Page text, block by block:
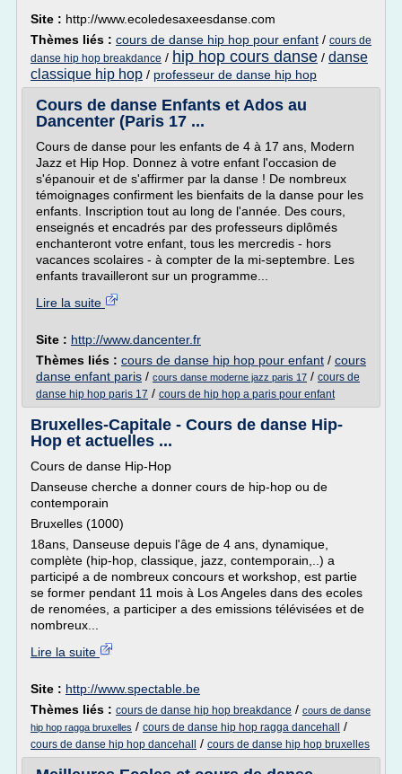
Site : http://www.ecoledesaxeesdanse.com
Thèmes liés : cours de danse hip hop pour enfant / cours de
danse hip hop breakdance / hip hop cours danse / danse
classique hip hop / professeur de danse hip hop
Cours de danse Enfants et Ados au
Dancenter (Paris 17 ...
Cours de danse pour les enfants de 4 à 17 ans, Modern
Jazz et Hip Hop. Donnez à votre enfant l'occasion de
s'épanouir et de s'affirmer par la danse ! De nombreux
témoignages confirment les bienfaits de la danse pour les
enfants. Inscription tout au long de l'année. Des cours,
enseignés et encadrés par des professeurs diplômés
enchanteront votre enfant, tous les mercredis - hors
vacances scolaires - à compter de la mi-septembre. Les
enfants travailleront sur un programme...
Lire la suite
Site : http://www.dancenter.fr
Thèmes liés : cours de danse hip hop pour enfant / cours
danse enfant paris / cours danse moderne jazz paris 17 / cours de
danse hip hop paris 17 / cours de hip hop a paris pour enfant
Bruxelles-Capitale - Cours de danse Hip-
Hop et actuelles ...
Cours de danse Hip-Hop
Danseuse cherche a donner cours de hip-hop ou de
contemporain
Bruxelles (1000)
18ans, Danseuse depuis l'âge de 4 ans, dynamique,
complète (hip-hop, classique, jazz, contemporain,..) a
participé a de nombreux concours et workshop, est partie
se former pendant 11 mois à Los Angeles dans des ecoles
de renomées, a participer a des emissions télévisées et de
nombreux...
Lire la suite
Site : http://www.spectable.be
Thèmes liés : cours de danse hip hop breakdance / cours de danse
hip hop ragga bruxelles / cours de danse hip hop ragga dancehall /
cours de danse hip hop dancehall / cours de danse hip hop bruxelles